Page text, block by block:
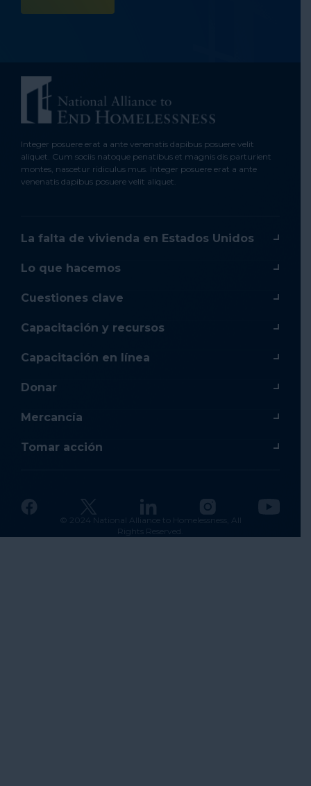
Integer posuere erat a ante venenatis dapibus posuere velit
aliquet. Cum sociis natoque penatibus et magnis dis parturient
montes, nascetur ridiculus mus. Integer posuere erat a ante
venenatis dapibus posuere velit aliquet.
La falta de vivienda en Estados Unidos
Lo que hacemos
Cuestiones clave
Capacitación y recursos
Capacitación en línea
Donar
Mercancía
Tomar acción
© 2024 National Alliance to Homelessness, All
Rights Reserved.